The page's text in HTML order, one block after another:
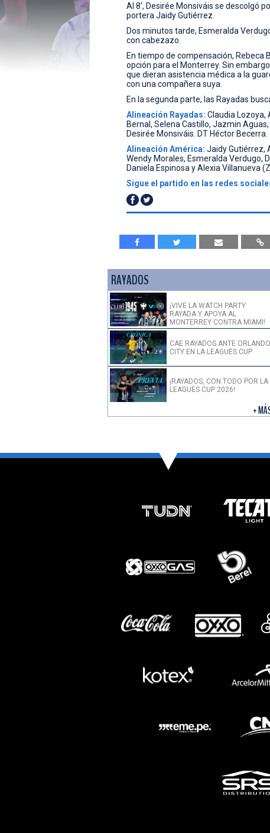
Al 8', Desirée Monsiváis se descolgó
portera Jaidy Gutiérrez.
Dos minutos tarde, Esmeralda
con cabezazo.
En tiempo de compensación, Rebeca
opción para el Monterrey. Sin
que dieran asistencia médica a la
con una compañera suya.
En la segunda parte, las Rayadas
Alineación Rayadas: Claudia Lozoya,
Bernal, Selena Castillo, Jazmin
Desirée Monsiváis. DT Héctor Becerra.
Alineación América: Jaidy Gutiérrez,
Wendy Morales, Esmeralda Verdugo,
Daniela Espinosa y Alexia Villanueva
Sigue el partido en las redes
RAYADOS
¡VIVE LA WATCH PARTY
RAYADA Y APOYA AL
MONTERREY CONTRA MIAMI!
CAE RAYADOS ANTE ORLANDO
CITY EN LA LEAGUES CUP
¡RAYADOS, CON TODO POR LA
LEAGUES CUP 2026!
+